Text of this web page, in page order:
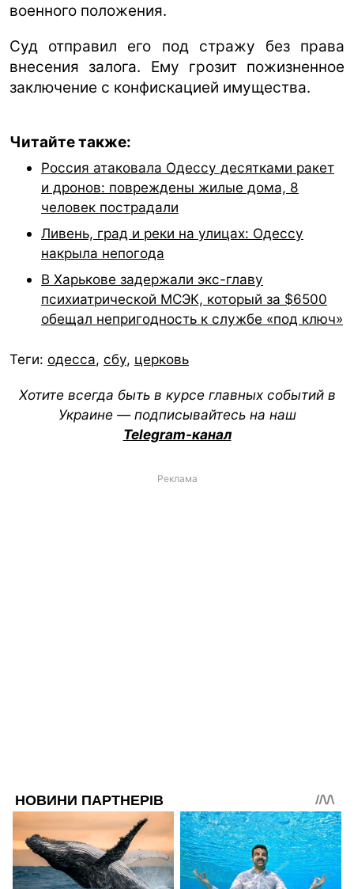
военного положения.
Суд отправил его под стражу без права
внесения залога. Ему грозит пожизненное
заключение с конфискацией имущества.
Читайте также:
Россия атаковала Одессу десятками ракет
и дронов: повреждены жилые дома, 8
человек пострадали
Ливень, град и реки на улицах: Одессу
накрыла непогода
В Харькове задержали экс-главу
психиатрической МСЭК, который за $6500
обещал непригодность к службе «под ключ»
Теги: одесса, сбу, церковь
Хотите всегда быть в курсе главных событий в
Украине — подписывайтесь на наш
Telegram-канал
Реклама